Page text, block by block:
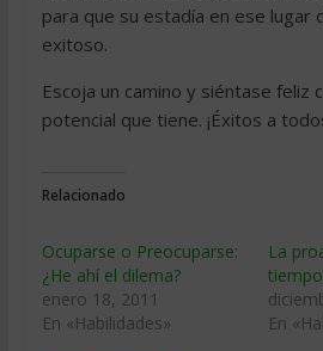
para que su estadía en ese lugar
exitoso.
Escoja un camino y siéntase feliz
potencial que tiene. ¡Éxitos a
Relacionado
Ocuparse o Preocuparse:
¿He ahí el dilema?
enero 18, 2011
En «Habilidades»
La
En